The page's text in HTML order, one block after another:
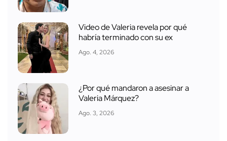
Video de Valeria revela por qué
habría terminado con su ex
Ago. 4, 2026
¿Por qué mandaron a asesinar a
Valeria Márquez?
Ago. 3, 2026